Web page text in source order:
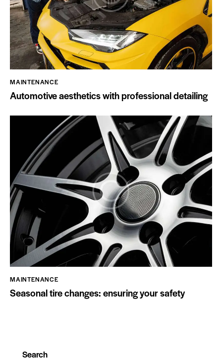
MAINTENANCE
Automotive aesthetics with professional detailing
MAINTENANCE
Seasonal tire changes: ensuring your safety
Search